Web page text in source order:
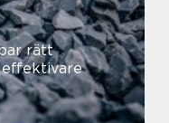
rätt